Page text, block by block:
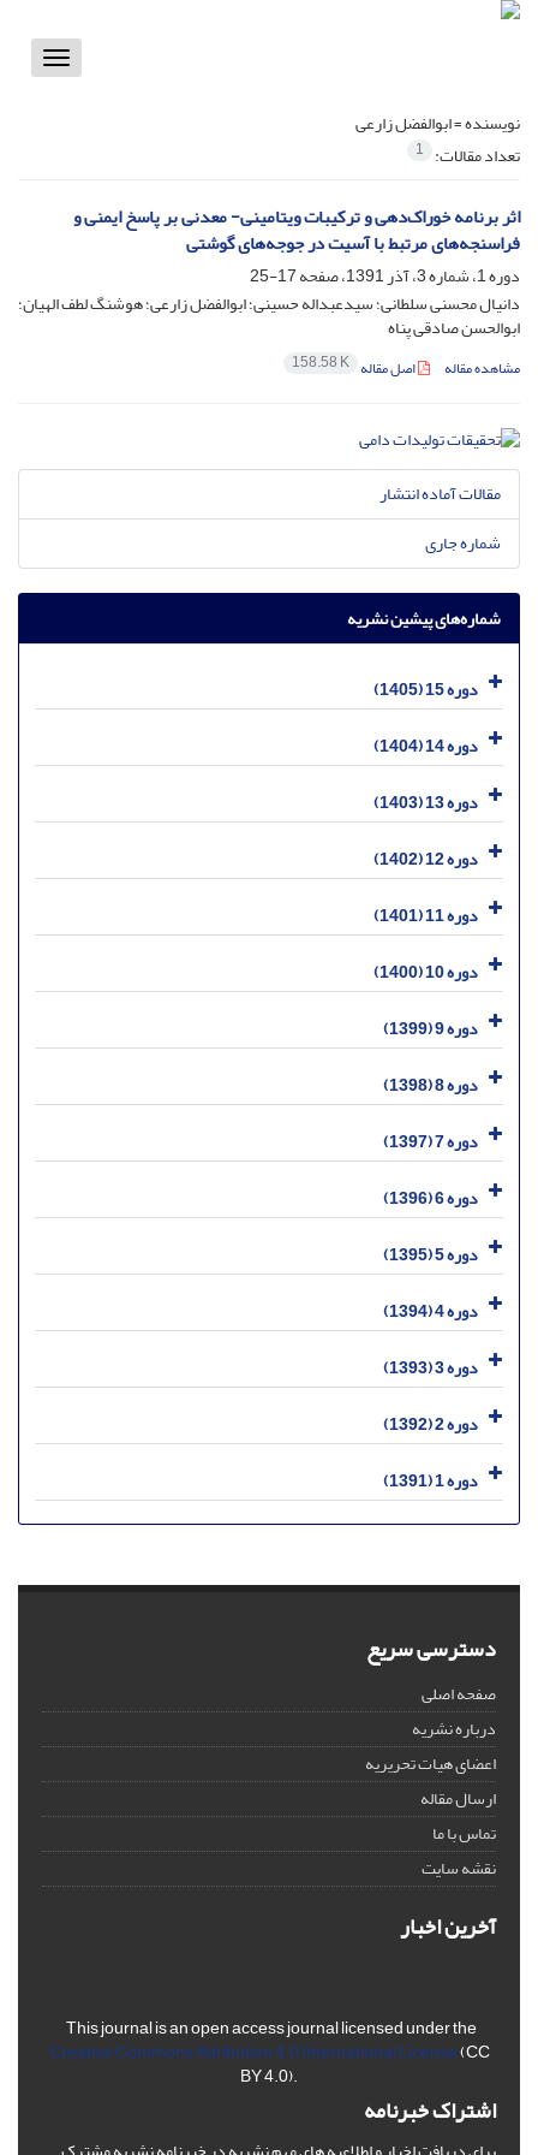
Toggle
نویسنده =ابوالفضل زارعی
تعداد مقالات: 1
اثر برنامه خوراک‌دهی و ترکیبات ویتامینی- معدنی بر پاسخ ایمنی و
فراسنجه‌های مرتبط با آسیت در جوجه‌های گوشتی
دوره 1، شماره 3، آذر 1391، صفحه
17-25
دانیال محسنی سلطانی؛ سیدعبداله حسینی؛ ابوالفضل زارعی؛ هوشنگ لطف الهیان؛
ابوالحسن صادقی پناه
مشاهده مقاله اصل مقاله 158.58 K
مقالات آماده انتشار
شماره جاری
شماره‌های پیشین نشریه
دوره 15 (1405)
دوره 14 (1404)
دوره 13 (1403)
دوره 12 (1402)
دوره 11 (1401)
دوره 10 (1400)
دوره 9 (1399)
دوره 8 (1398)
دوره 7 (1397)
دوره 6 (1396)
دوره 5 (1395)
دوره 4 (1394)
دوره 3 (1393)
دوره 2 (1392)
دوره 1 (1391)
دسترسی سریع
صفحه اصلی
درباره نشریه
اعضای هیات تحریریه
ارسال مقاله
تماس با ما
نقشه سایت
آخرین اخبار
This journal is an open access journal licensed under the
Creative Commons Attribution 4.0 International License(CC
BY 4.0).
اشتراک خبرنامه